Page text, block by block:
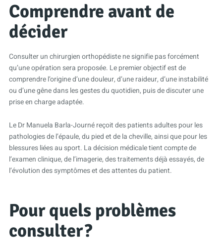
Comprendre avant de
décider
Consulter un chirurgien orthopédiste ne signifie pas forcément
qu’une opération sera proposée. Le premier objectif est de
comprendre l’origine d’une douleur, d’une raideur, d’une instabilité
ou d’une gêne dans les gestes du quotidien, puis de discuter une
prise en charge adaptée.
Le Dr Manuela Barla-Journé reçoit des patients adultes pour les
pathologies de l’épaule, du pied et de la cheville, ainsi que pour les
blessures liées au sport. La décision médicale tient compte de
l’examen clinique, de l’imagerie, des traitements déjà essayés, de
l’évolution des symptômes et des attentes du patient.
Pour quels problèmes
consulter ?